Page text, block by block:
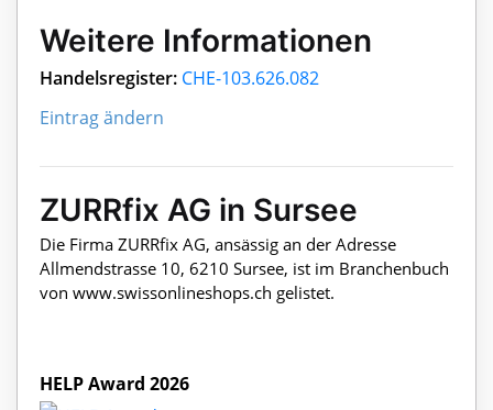
Weitere Informationen
Handelsregister: CHE-103.626.082
Eintrag ändern
ZURRfix AG in Sursee
Die Firma ZURRfix AG, ansässig an der Adresse
Allmendstrasse 10, 6210 Sursee, ist im Branchenbuch
von www.swissonlineshops.ch gelistet.
HELP Award 2026